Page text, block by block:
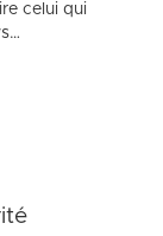
celui qui